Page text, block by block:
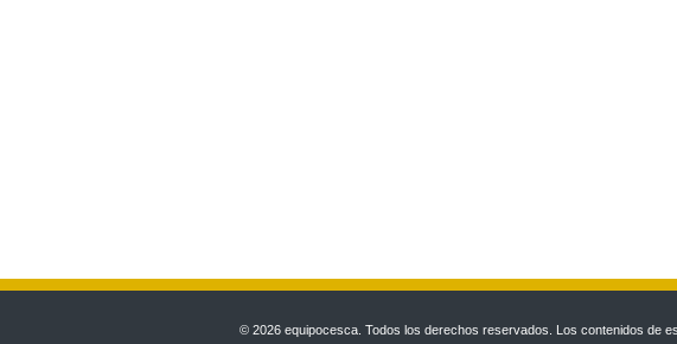
© 2026 equipocesca. Todos los derechos reservados. Los contenidos de